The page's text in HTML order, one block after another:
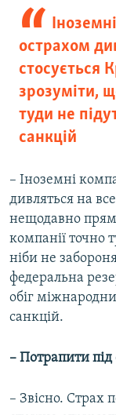
острахом
стосується
зрозуміти,
туди не
санкцій
– Іноземні
дивляться на
нещодавно
компанії точно
ніби не
федеральна
обіг
санкцій.
– Потрапити під
– Звісно. Страх